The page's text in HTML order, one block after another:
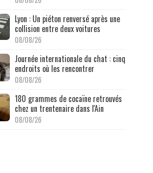
Lyon : Un piéton renversé après une
collision entre deux voitures
08/08/26
Journée internationale du chat : cinq
endroits où les rencontrer
08/08/26
180 grammes de cocaïne retrouvés
chez un trentenaire dans l'Ain
08/08/26